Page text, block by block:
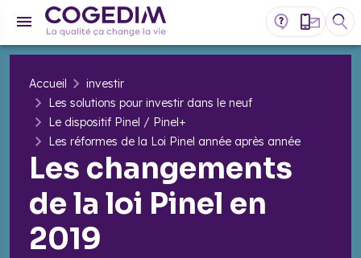
Accueil
investir
Les solutions pour investir dans le neuf
Le dispositif Pinel / Pinel+
Les réformes de la Loi Pinel année après année
Les changements
de la loi Pinel en
2019